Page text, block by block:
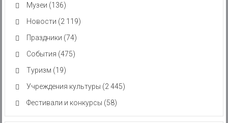
Музеи (136)
Новости (2 119)
Праздники (74)
События (475)
Туризм (19)
Учреждения культуры (2 445)
Фестивали и конкурсы (58)